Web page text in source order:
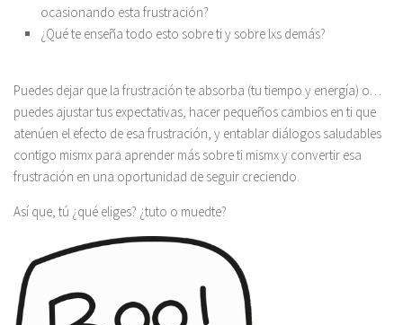
ocasionando esta frustración?
¿Qué te enseña todo esto sobre ti y sobre lxs demás?
Puedes dejar que la frustración te absorba (tu tiempo y energía) o…
puedes ajustar tus expectativas, hacer pequeños cambios en ti que
atenúen el efecto de esa frustración, y entablar diálogos saludables
contigo mismx para aprender más sobre ti mismx y convertir esa
frustración en una oportunidad de seguir creciendo.
Así que, tú ¿qué eliges? ¿tuto o muedte?